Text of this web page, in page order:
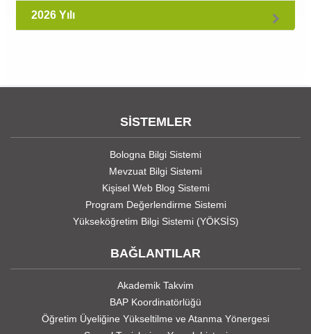
2026 Yılı
SİSTEMLER
Bologna Bilgi Sistemi
Mevzuat Bilgi Sistemi
Kişisel Web Blog Sistemi
Program Değerlendirme Sistemi
Yükseköğretim Bilgi Sistemi (YÖKSİS)
BAĞLANTILAR
Akademik Takvim
BAP Koordinatörlüğü
Öğretim Üyeliğine Yükseltilme ve Atanma Yönergesi